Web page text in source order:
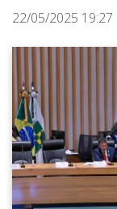
22/05/2025 19:27